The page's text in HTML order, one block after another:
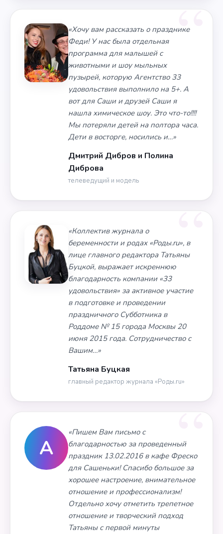
«Хочу вам рассказать о празднике
Феди! У нас была отдельная
программа для малышей с
животными и шоу мыльных
пузырей, которую Агентство 33
удовольствия выполнило на 5+. А
вот для Саши и друзей Саши я
нашла химическое шоу. Это что-то!!!!
Мы потеряли детей на полтора часа.
Дети в восторге, носились и…»
Дмитрий Дибров и Полина
Диброва
телеведущий и модель
«Коллектив журнала о
беременности и родах «Роды.ru», в
лице главного редактора Татьяны
Буцкой, выражает искреннюю
благодарность компании «33
удовольствия» за активное участие
в подготовке и проведении
праздничного Субботника в
Роддоме № 15 города Москвы 20
июня 2015 года. Сотрудничество с
Вашим…»
Татьяна Буцкая
главный редактор журнала «Роды.ru»
А
«Пишем Вам письмо с
благодарностью за проведенный
праздник 13.02.2016 в кафе Фреско
для Сашеньки! Спасибо большое за
хорошее настроение, внимательное
отношение и профессионализм!
Отдельно хочу отметить трепетное
отношение и творческий подход
Татьяны с первой минуты